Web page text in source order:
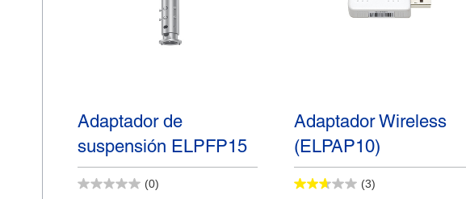
Adaptador de
suspensión ELPFP15
(0)
Adaptador Wireless
(ELPAP10)
(3)